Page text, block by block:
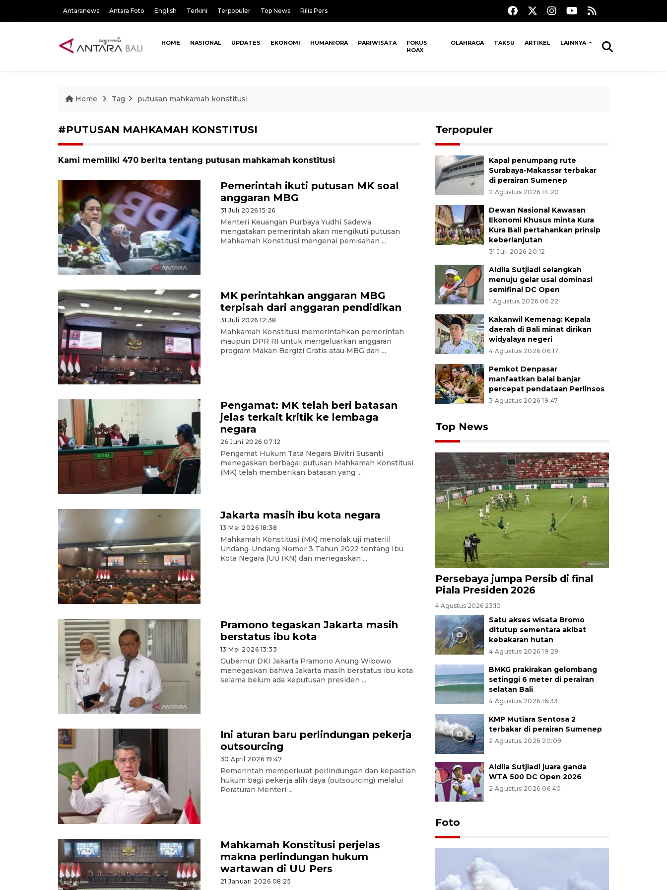
Antaranews Antara Foto English Terkini Terpopuler Top News Rilis Pers
HOME NASIONAL UPDATES EKONOMI HUMANIORA PARIWISATA
FOKUS
HOAX
OLAHRAGA TAKSU ARTIKEL LAINNYA
Home Tag putusan mahkamah konstitusi
#PUTUSAN MAHKAMAH KONSTITUSI
Kami memiliki 470 berita tentang putusan mahkamah konstitusi
Pemerintah ikuti putusan MK soal
anggaran MBG
31 Juli 2026 15:26
Menteri Keuangan Purbaya Yudhi Sadewa
mengatakan pemerintah akan mengikuti putusan
Mahkamah Konstitusi mengenai pemisahan ...
MK perintahkan anggaran MBG
terpisah dari anggaran pendidikan
31 Juli 2026 12:38
Mahkamah Konstitusi memerintahkan pemerintah
maupun DPR RI untuk mengeluarkan anggaran
program Makan Bergizi Gratis atau MBG dari ...
Pengamat: MK telah beri batasan
jelas terkait kritik ke lembaga
negara
26 Juni 2026 07:12
Pengamat Hukum Tata Negara Bivitri Susanti
menegaskan berbagai putusan Mahkamah Konstitusi
(MK) telah memberikan batasan yang ...
Jakarta masih ibu kota negara
13 Mei 2026 18:38
Mahkamah Konstitusi (MK) menolak uji materiil
Undang-Undang Nomor 3 Tahun 2022 tentang Ibu
Kota Negara (UU IKN) dan menegaskan ...
Pramono tegaskan Jakarta masih
berstatus ibu kota
13 Mei 2026 13:33
Gubernur DKI Jakarta Pramono Anung Wibowo
menegaskan bahwa Jakarta masih berstatus ibu kota
selama belum ada keputusan presiden ...
Ini aturan baru perlindungan pekerja
outsourcing
30 April 2026 19:47
Pemerintah memperkuat perlindungan dan kepastian
hukum bagi pekerja alih daya (outsourcing) melalui
Peraturan Menteri ...
Mahkamah Konstitusi perjelas
makna perlindungan hukum
wartawan di UU Pers
21 Januari 2026 08:25
Terpopuler
Kapal penumpang rute
Surabaya-Makassar terbakar
di perairan Sumenep
2 Agustus 2026 14:20
Dewan Nasional Kawasan
Ekonomi Khusus minta Kura
Kura Bali pertahankan prinsip
keberlanjutan
31 Juli 2026 20:12
Aldila Sutjiadi selangkah
menuju gelar usai dominasi
semifinal DC Open
1 Agustus 2026 06:22
Kakanwil Kemenag: Kepala
daerah di Bali minat dirikan
widyalaya negeri
4 Agustus 2026 06:17
Pemkot Denpasar
manfaatkan balai banjar
percepat pendataan Perlinsos
3 Agustus 2026 19:47
Top News
Persebaya jumpa Persib di final
Piala Presiden 2026
4 Agustus 2026 23:10
Satu akses wisata Bromo
ditutup sementara akibat
kebakaran hutan
4 Agustus 2026 19:29
BMKG prakirakan gelombang
setinggi 6 meter di perairan
selatan Bali
4 Agustus 2026 16:33
KMP Mutiara Sentosa 2
terbakar di perairan Sumenep
2 Agustus 2026 20:09
Aldila Sutjiadi juara ganda
WTA 500 DC Open 2026
2 Agustus 2026 06:40
Foto